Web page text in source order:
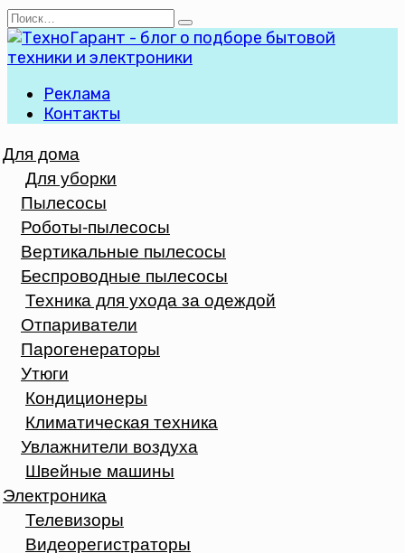
Перейти
к
содержанию
Search
for:
Реклама
Контакты
Для дома
Для уборки
Пылесосы
Роботы-пылесосы
Вертикальные пылесосы
Беспроводные пылесосы
Техника для ухода за одеждой
Отпариватели
Парогенераторы
Утюги
Кондиционеры
Климатическая техника
Увлажнители воздуха
Швейные машины
Электроника
Телевизоры
Видеорегистраторы